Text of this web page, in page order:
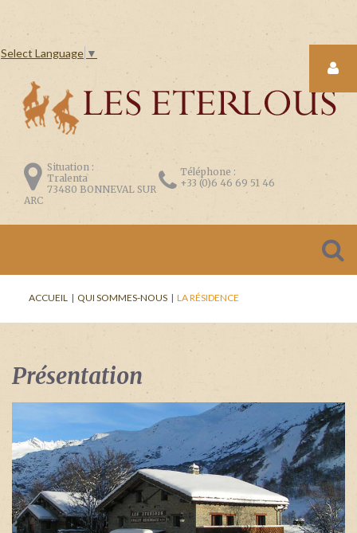
Select Language ▼
Situation :
Tralenta
73480 BONNEVAL SUR
ARC
Téléphone :
+33 (0)6 46 69 51 46
ACCUEIL | QUI SOMMES-NOUS | LA RÉSIDENCE
Présentation
LOGIN
FORM
souvenir
oublié
/
Mot
passe
oublié
?